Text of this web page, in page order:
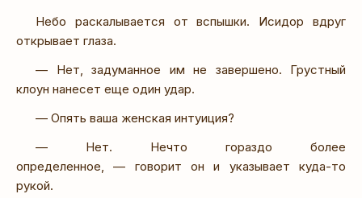
Небо раскалывается от вспышки. Исидор вдруг
открывает глаза.
— Нет, задуманное им не завершено. Грустный
клоун нанесет еще один удар.
— Опять ваша женская интуиция?
— Нет. Нечто гораздо более
определенное, — говорит он и указывает куда-то
рукой.